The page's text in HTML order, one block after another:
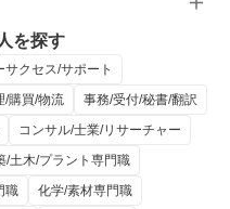
を探す
クセス/サポート
/購買/物流
事務/受付/秘書/翻訳
コンサル/士業/リサーチャー
/土木/プラント専門職
職
化学/素材専門職